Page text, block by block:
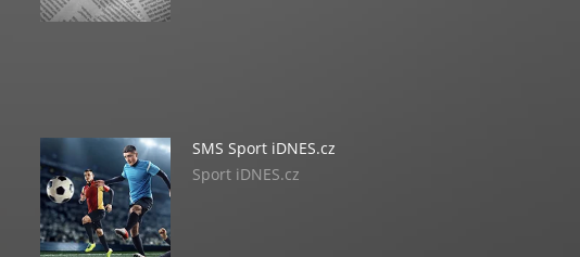
SMS Sport iDNES.cz
Sport iDNES.cz